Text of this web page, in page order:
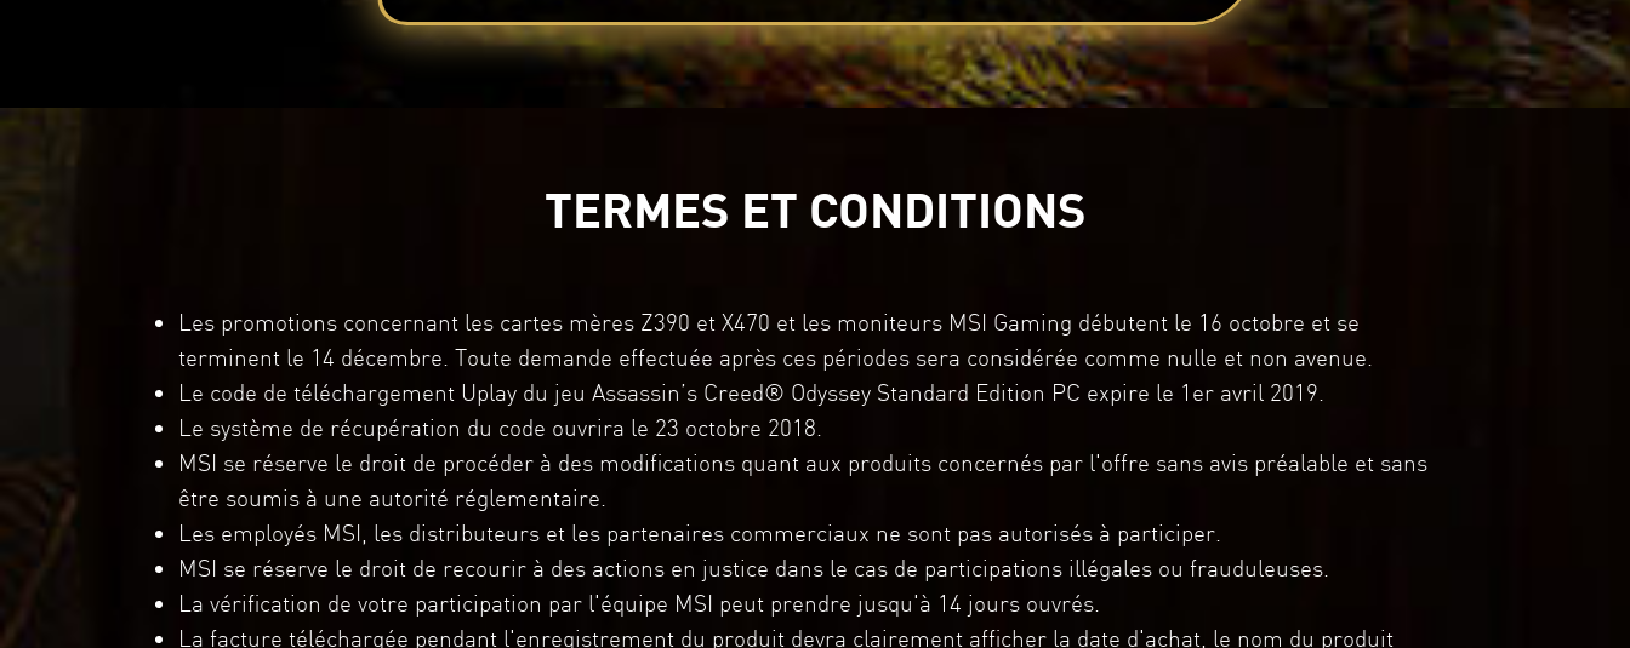
TERMES ET CONDITIONS
Les promotions concernant les cartes mères Z390 et X470 et les moniteurs MSI Gaming débutent le 16 octobre et se
terminent le 14 décembre. Toute demande effectuée après ces périodes sera considérée comme nulle et non avenue.
Le code de téléchargement Uplay du jeu Assassin’s Creed® Odyssey Standard Edition PC expire le 1er avril 2019.
Le système de récupération du code ouvrira le 23 octobre 2018.
MSI se réserve le droit de procéder à des modifications quant aux produits concernés par l'offre sans avis préalable et sans
être soumis à une autorité réglementaire.
Les employés MSI, les distributeurs et les partenaires commerciaux ne sont pas autorisés à participer.
MSI se réserve le droit de recourir à des actions en justice dans le cas de participations illégales ou frauduleuses.
La vérification de votre participation par l'équipe MSI peut prendre jusqu'à 14 jours ouvrés.
La facture téléchargée pendant l'enregistrement du produit devra clairement afficher la date d'achat, le nom du produit